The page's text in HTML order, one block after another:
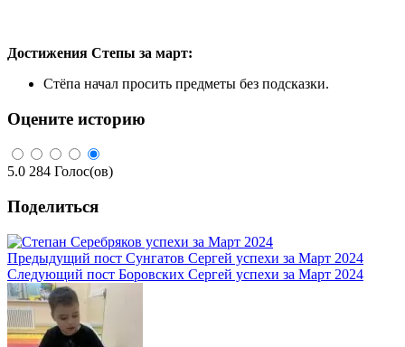
Достижения Степы за март:
Стёпа начал просить предметы без подсказки.
Оцените историю
5.0 284 Голос(ов)
Поделиться
Предыдущий пост Сунгатов Сергей успехи за Март 2024
Следующий пост Боровских Сергей успехи за Март 2024